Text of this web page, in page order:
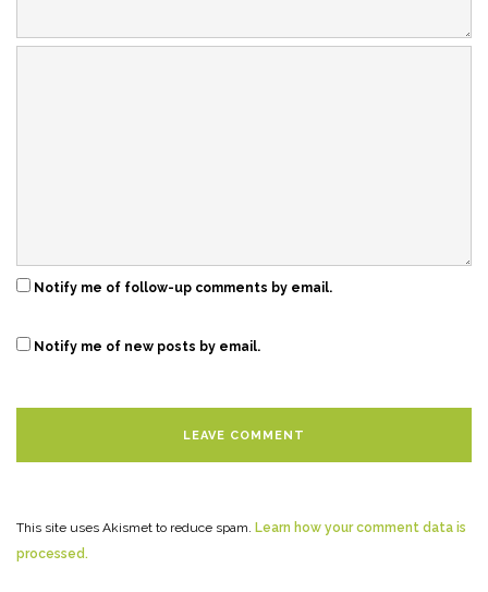
Notify me of follow-up comments by email.
Notify me of new posts by email.
This site uses Akismet to reduce spam. Learn how your comment data is
processed.